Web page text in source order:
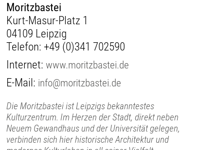
Moritzbastei
Kurt-Masur-Platz 1
04109 Leipzig
Telefon: +49 (0)341 702590
Internet:www.moritzbastei.de
E-Mail: info@moritzbastei.de
Die Moritzbastei ist Leipzigs bekanntestes
Kulturzentrum. Im Herzen der Stadt, direkt neben
Neuem Gewandhaus und der Universität gelegen,
verbinden sich hier historische Architektur und